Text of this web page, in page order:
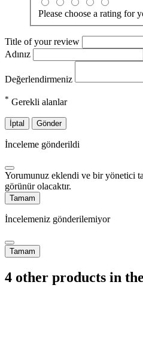
Please choose a rating for
Title of your review
Adınız
Değerlendirmeniz
* Gerekli alanlar
İptal Gönder
İnceleme gönderildi
Yorumunuz eklendi ve bir yönetici
görünür olacaktır.
Tamam
İncelemeniz gönderilemiyor
Tamam
4 other products in